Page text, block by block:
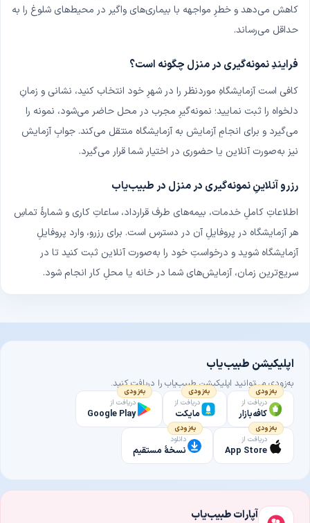
کاهش می‌دهد و خطرِ مواجهه با بیماری‌های واگیر در محیط‌های شلوغ را به
حداقل می‌رساند.
فرایندِ نمونه‌گیری در منزل چگونه است؟
کافی است آزمایشگاهِ موردنظر را در شهرِ خود انتخاب کنید، نشانی و زمانِ
دلخواه را ثبت نمایید؛ نمونه‌گیرِ مجرب در محل حاضر می‌شود، نمونه را
می‌گیرد و برای انجامِ آزمایش به آزمایشگاه منتقل می‌کند. جوابِ آزمایش
نیز به‌صورت آنلاین یا حضوری در اختیار شما قرار می‌گیرد.
رزرو آنلاینِ نمونه‌گیری در منزل در طبیب‌یاب
اطلاعاتِ کاملِ خدمات، بیمه‌های طرف قرارداد، ساعاتِ کاری و شمارهٔ تماسِ
هر آزمایشگاه در پروفایلِ آن در دسترس است. برای رزرو، وارد پروفایلِ
آزمایشگاه شوید و درخواستِ خود را به‌صورت آنلاین ثبت کنید تا در
سریع‌ترین زمان، آزمایش‌های شما در خانه یا محلِ کار انجام شود.
اپلیکیشن طبیب‌یاب
به‌زودی می‌توانید اپلیکیشن طبیب‌یاب را دریافت کنید.
به‌زودی
دریافت از
کافه‌بازار
به‌زودی
دریافت از
مایکت
به‌زودی
دریافت از
Google Play
به‌زودی
دریافت از
App Store
به‌زودی
دانلود
نسخهٔ مستقیم
آپارات طبیب‌یاب